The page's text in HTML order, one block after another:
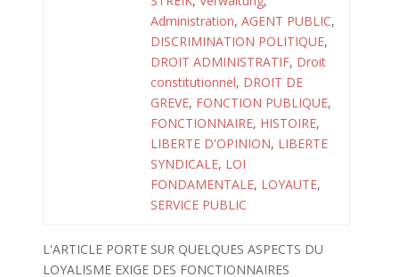
Administration, AGENT PUBLIC,
DISCRIMINATION POLITIQUE,
DROIT ADMINISTRATIF, Droit
constitutionnel, DROIT DE
GREVE, FONCTION PUBLIQUE,
FONCTIONNAIRE, HISTOIRE,
LIBERTE D'OPINION, LIBERTE
SYNDICALE, LOI
FONDAMENTALE, LOYAUTE,
SERVICE PUBLIC
L'ARTICLE PORTE SUR QUELQUES ASPECTS DU
LOYALISME EXIGE DES FONCTIONNAIRES